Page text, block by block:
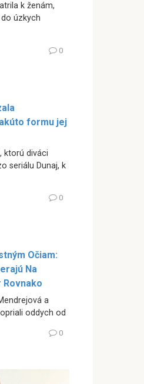
k ženám,
úzkych
0
formu jej
ktorú diváci
seriálu Dunaj, k
0
Očiam:
Na
Rovnako
a
oddych od
0